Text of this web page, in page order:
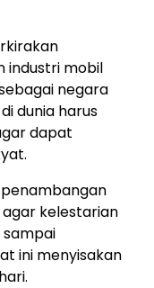
industri mobil
negara
dunia harus
dapat
kelestarian
ini menyisakan